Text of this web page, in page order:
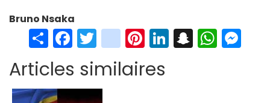
Bruno Nsaka
S
h
ar
e
Fa
ce
b
o
T
wi
tt
er
in
st
ag
Pi
er
Li S W
Articles similaires